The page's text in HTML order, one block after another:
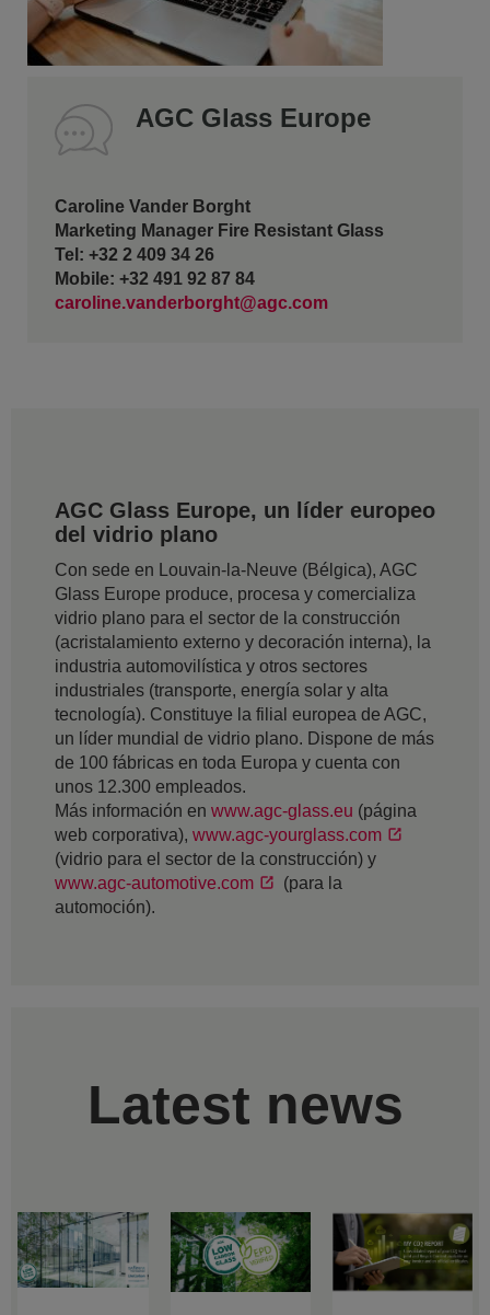
AGC Glass Europe
Caroline Vander Borght
Marketing Manager Fire Resistant Glass
Tel: +32 2 409 34 26
Mobile: +32 491 92 87 84
caroline.vanderborght@agc.com
AGC Glass Europe, un líder europeo
del vidrio plano
Con sede en Louvain-la-Neuve (Bélgica), AGC
Glass Europe produce, procesa y comercializa
vidrio plano para el sector de la construcción
(acristalamiento externo y decoración interna), la
industria automovilística y otros sectores
industriales (transporte, energía solar y alta
tecnología). Constituye la filial europea de AGC,
un líder mundial de vidrio plano. Dispone de más
de 100 fábricas en toda Europa y cuenta con
unos 12.300 empleados.
Más información en www.agc-glass.eu (página
web corporativa), www.agc-yourglass.com
(vidrio para el sector de la construcción) y
www.agc-automotive.com
(para la
automoción).
Latest news